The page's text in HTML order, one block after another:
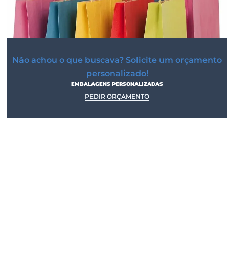
Não achou o que buscava? Solicite um orçamento
personalizado!
EMBALAGENS PERSONALIZADAS
PEDIR ORÇAMENTO